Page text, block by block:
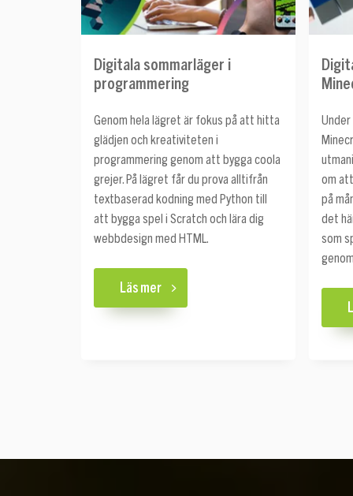
Digitala sommarläger i
programmering
Genom hela lägret är fokus på att hitta
glädjen och kreativiteten i
programmering genom att bygga coola
grejer. På lägret får du prova alltifrån
textbaserad kodning med Python till
att bygga spel i Scratch och lära dig
webbdesign med HTML.
Läs mer
om
på
det
som